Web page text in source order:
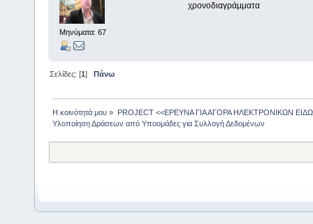
Μηνύματα: 67
χρονοδιαγράμματα
Σελίδες: [1]Πάνω
Η κοινότητά μου » PROJECT <<ΕΡΕΥΝΑ ΓΙΑ ΑΓΟΡΑ ΗΛΕΚΤΡΟΝΙΚΩΝ
Υλοποίηση Δράσεων από Υποομάδες για Συλλογή Δεδομένων